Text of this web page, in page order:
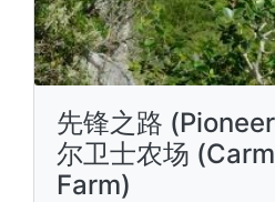
先锋之路
尔卫士农场
Farm)